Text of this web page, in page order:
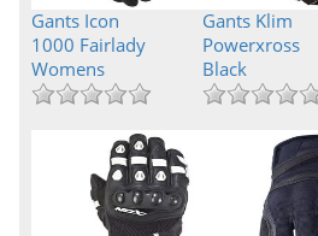
Gants Icon
1000 Fairlady
Womens
Gants Klim
Powerxross
Black